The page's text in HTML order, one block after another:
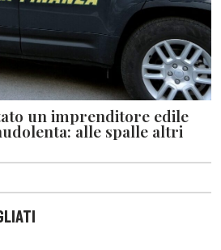
un imprenditore edile
alle spalle altri